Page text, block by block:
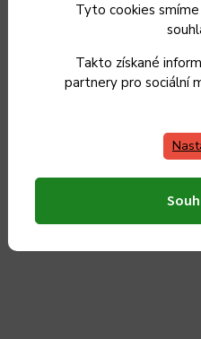
Tyto cookies
Takto získané
partnery pro sociální
1 115 Kč bez DPH